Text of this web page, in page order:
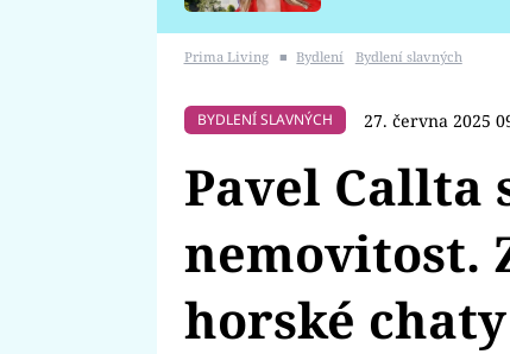
Prima Living ■ Bydlení Bydlení slavných
BYDLENÍ SLAVNÝCH 27. června 2025
Pavel
nemovitost.
horské